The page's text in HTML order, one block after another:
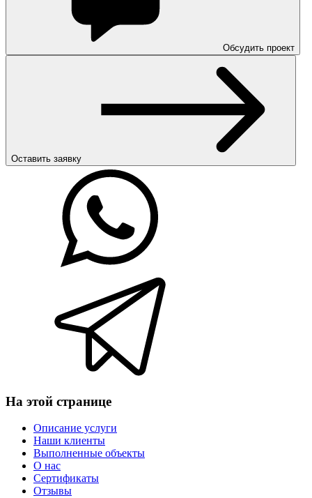
Обсудить проект
Оставить заявку
На этой странице
Описание услуги
Наши клиенты
Выполненные объекты
О нас
Сертификаты
Отзывы